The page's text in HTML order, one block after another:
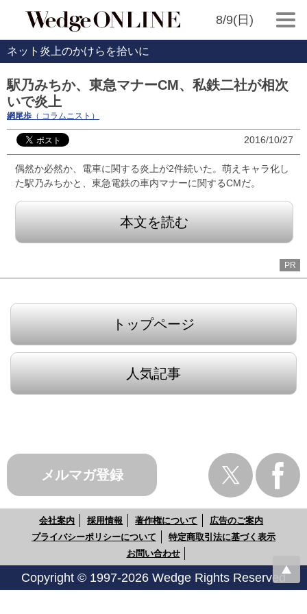
8/9(日)
ネット炎上のかけらを拾いに
駅乃みちか、東急マナーCM、私鉄二社が相次
いで炎上
網尾歩 （ コラムニスト）
2016/10/27
偶然か必然か、電車に関する炎上が2件続いた。萌えキャラ化し
た駅乃みちかと、東急電鉄の車内マナーに関するCMだ。
本文を読む
PR
トップページ
人気記事
メルマガ登録
会社案内 採用情報 著作権について
広告のご案内
プライバシーポリシーについて
特定商取引法に基づく表示
お問い合わせ
Copyright © 1997-2026 Wedge Rights Reserved